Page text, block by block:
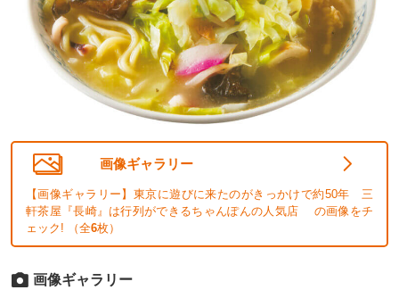
画像ギャラリー
【画像ギャラリー】東京に遊びに来たのがきっかけで約50年 三
軒茶屋『長崎』は行列ができるちゃんぽんの人気店 の画像をチ
ェック! （全6枚）
画像ギャラリー